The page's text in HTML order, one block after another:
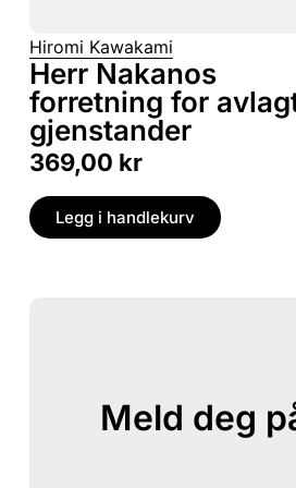
Hiromi Kawakami
Herr Nakanos
forretning for
gjenstander
369,00 kr
Legg i handlekurv
Meld deg